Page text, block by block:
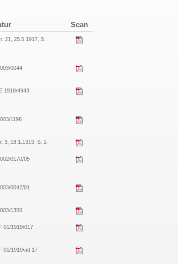
Scan
21, 25.5.1917, S.
0044
1918/4943
1198
3, 18.1.1919, S. 1-
0170/05
0042/01
1350
01/1919/017
01/1919/ad 17